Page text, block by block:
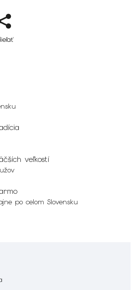
veľkostí
po celom Slovensku